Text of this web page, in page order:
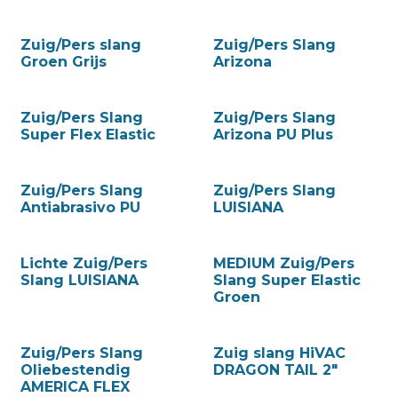
Zuig/Pers slang
Groen Grijs
Zuig/Pers Slang
Arizona
Zuig/Pers Slang
Super Flex Elastic
Zuig/Pers Slang
Arizona PU Plus
Zuig/Pers Slang
Antiabrasivo PU
Zuig/Pers Slang
LUISIANA
Lichte Zuig/Pers
Slang LUISIANA
MEDIUM Zuig/Pers
Slang Super Elastic
Groen
Zuig/Pers Slang
Oliebestendig
AMERICA FLEX
Zuig slang HiVAC
DRAGON TAIL 2"